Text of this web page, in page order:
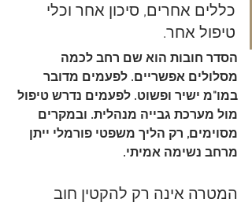
כללים אחרים, סיכון אחר וכלי
טיפול אחר.
הסדר חובות הוא שם רחב לכמה
מסלולים אפשריים. לפעמים מדובר
במו"מ ישיר ופשוט. לפעמים נדרש טיפול
מול מערכת גבייה מנהלית. ובמקרים
מסוימים, רק הליך משפטי פורמלי ייתן
מרחב נשימה אמיתי.
המטרה אינה רק להקטין חוב